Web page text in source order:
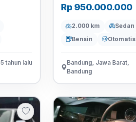
5 tahun lalu
Rp 950.000.000
2.000 km
Sedan
Bensin
Otomatis
Bandung, Jawa Barat,
Bandung